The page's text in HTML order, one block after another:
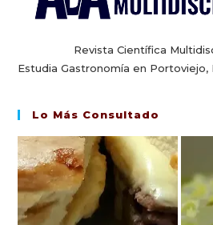
Revista Científica
Estudia Gastronomía en Portoviejo,
Lo Más Consultado